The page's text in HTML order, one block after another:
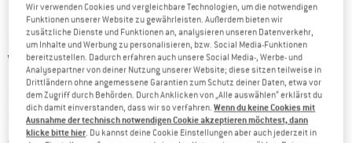
KOMPLIZIERTER ALS GEDACHT: DIE SYSTEMATIK DES
WEGEMARKIERENS
In Deutschland gibt es ein buntes Nebeneinander von Nah- und
Fernwanderwegen mit vielen verschiedenen Markierungen und
„Leitsystemen“. Kein Wunder, dass es schon seit langem
Wir verwenden Cookies und vergleichbare Technologien, um die notwendigen
Funktionen unserer Website zu gewährleisten. Außerdem bieten wir
zusätzliche Dienste und Funktionen an, analysieren unseren Datenverkehr,
um Inhalte und Werbung zu personalisieren, bzw. Social Media-Funktionen
bereitzustellen. Dadurch erfahren auch unsere Social Media-, Werbe- und
Analysepartner von deiner Nutzung unserer Website; diese sitzen teilweise in
Drittländern ohne angemessene Garantien zum Schutz deiner Daten, etwa vor
dem Zugriff durch Behörden. Durch Anklicken von „Alle auswählen“ erklärst du
dich damit einverstanden, dass wir so verfahren.Wenn du keine Cookies mit
Ausnahme der technisch notwendigen Cookie akzeptieren möchtest, dann
klicke bitte hier. Du kannst deine Cookie Einstellungen aber auch jederzeit in